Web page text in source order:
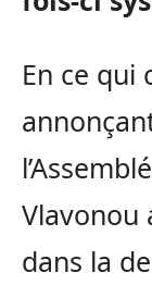
En ce qui
Vlavonou
dans la